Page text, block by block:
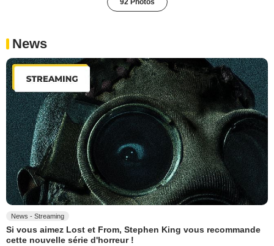
92 Photos
News
News - Streaming
Si vous aimez Lost et From, Stephen King vous recommande
cette nouvelle série d'horreur !